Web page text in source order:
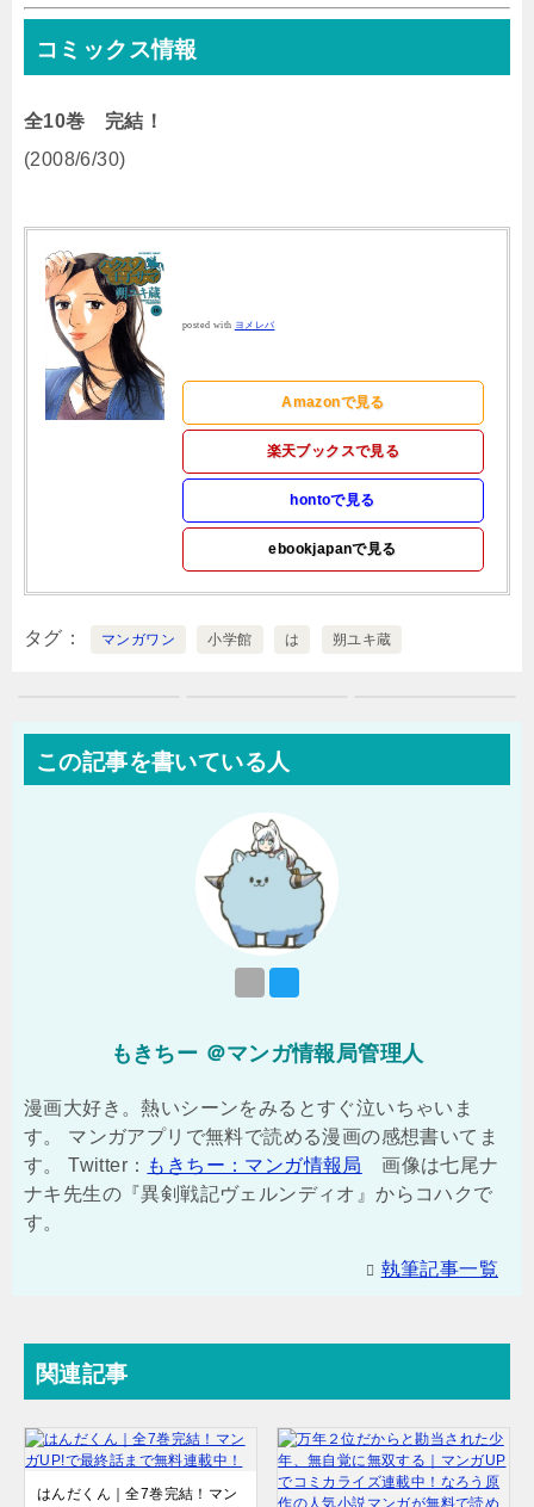
コミックス情報
全10巻 完結！
(2008/6/30)
posted with ヨメレバ
Amazonで見る
楽天ブックスで見る
hontoで見る
ebookjapanで見る
タグ マンガワン 小学館 は 朔ユキ蔵
この記事を書いている人
もきちー ＠マンガ情報局管理人
漫画大好き。熱いシーンをみるとすぐ泣いちゃいま
す。 マンガアプリで無料で読める漫画の感想書いてま
す。 Twitter： もきちー：マンガ情報局
画像は七尾ナ
ナキ先生の『異剣戦記ヴェルンディオ』からコハクで
す。
執筆記事一覧
関連記事
はんだくん｜全7巻完結！マン